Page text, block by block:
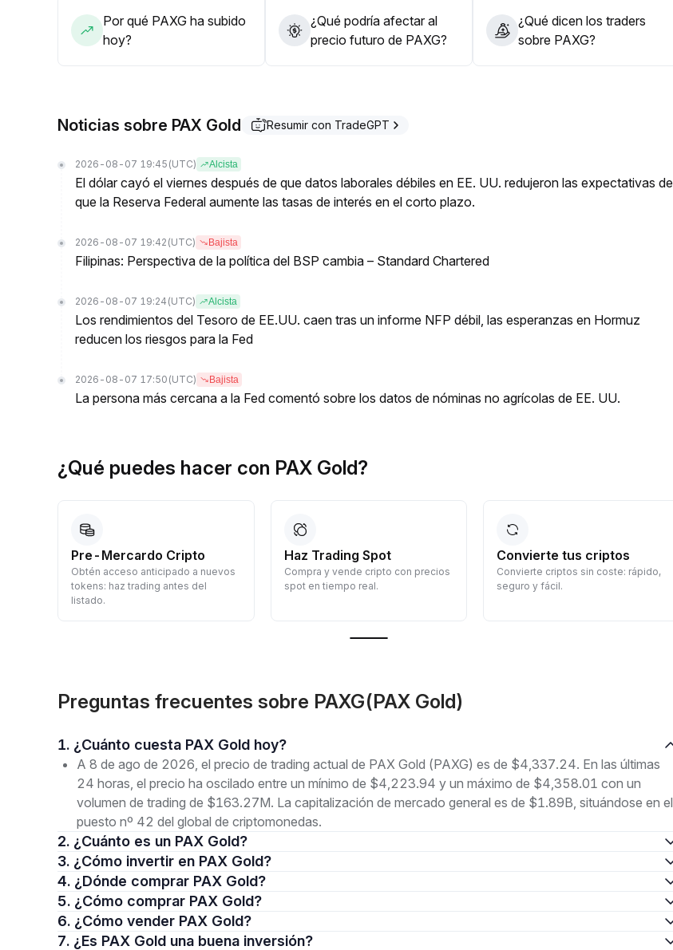
Por qué PAXG ha subido
hoy?
¿Qué podría afectar al
precio futuro de PAXG?
¿Qué dicen los traders
sobre PAXG?
Noticias sobre PAX Gold Resumir con TradeGPT
2026-08-07 19:45 (UTC) Alcista
El dólar cayó el viernes después de que datos laborales débiles en EE. UU. redujeron las expectativas de
que la Reserva Federal aumente las tasas de interés en el corto plazo.
2026-08-07 19:42 (UTC) Bajista
Filipinas: Perspectiva de la política del BSP cambia – Standard Chartered
2026-08-07 19:24 (UTC) Alcista
Los rendimientos del Tesoro de EE.UU. caen tras un informe NFP débil, las esperanzas en Hormuz
reducen los riesgos para la Fed
2026-08-07 17:50 (UTC) Bajista
La persona más cercana a la Fed comentó sobre los datos de nóminas no agrícolas de EE. UU.
¿Qué puedes hacer con PAX Gold?
Pre-Mercardo Cripto
Obtén acceso anticipado a nuevos
tokens: haz trading antes del
listado.
Haz Trading Spot
Compra y vende cripto con precios
spot en tiempo real.
Convierte tus criptos
Convierte criptos sin coste: rápido,
seguro y fácil.
Preguntas frecuentes sobre PAXG(PAX Gold)
1. ¿Cuánto cuesta PAX Gold hoy?
A 8 de ago de 2026, el precio de trading actual de PAX Gold (PAXG) es de $4,337.24. En las últimas
24 horas, el precio ha oscilado entre un mínimo de $4,223.94 y un máximo de $4,358.01 con un
volumen de trading de $163.27M. La capitalización de mercado general es de $1.89B, situándose en el
puesto nº 42 del global de criptomonedas.
2. ¿Cuánto es un PAX Gold?
3. ¿Cómo invertir en PAX Gold?
4. ¿Dónde comprar PAX Gold?
5. ¿Cómo comprar PAX Gold?
6. ¿Cómo vender PAX Gold?
7. ¿Es PAX Gold una buena inversión?